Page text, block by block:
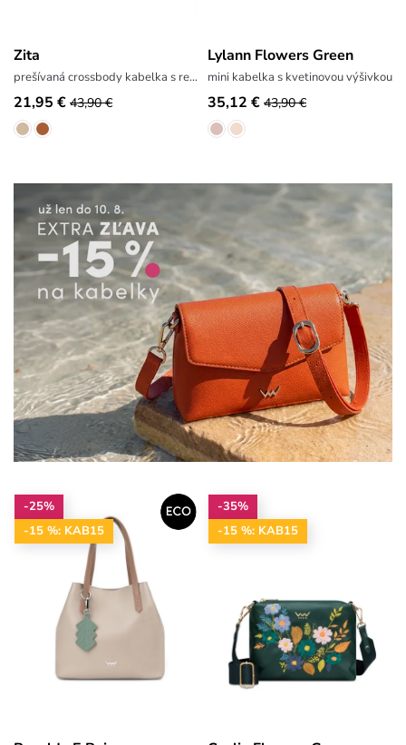
Zita
prešívaná crossbody kabelka s retiazkou
21,95 € 43,90 €
Lylann Flowers Green
mini kabelka s kvetinovou výšivkou
35,12 € 43,90 €
-25%
-15 %: KAB15
-35%
-15 %: KAB15